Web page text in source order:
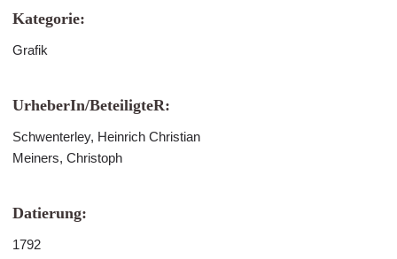
Kategorie:
Grafik
UrheberIn/BeteiligteR:
Schwenterley, Heinrich Christian
Meiners, Christoph
Datierung:
1792